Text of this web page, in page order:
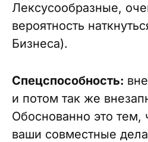
Лексусообразные,
вероятность
Бизнеса).
Спецспособность:
и потом так же
Обоснованно это тем,
ваши совместные